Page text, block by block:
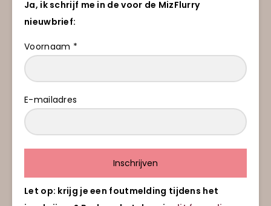
Ja, ik schrijf me in de voor de MizFlurry
nieuwbrief:
Voornaam *
E-mailadres
Inschrijven
Let op: krijg je een foutmelding tijdens het